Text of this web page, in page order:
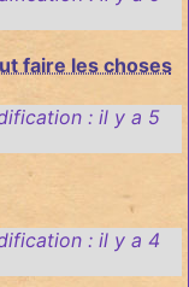
faire les choses
: il y a 5
: il y a 4